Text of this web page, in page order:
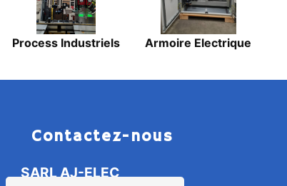
Process Industriels Armoire Electrique
Contactez-nous
SARL AJ-ELEC